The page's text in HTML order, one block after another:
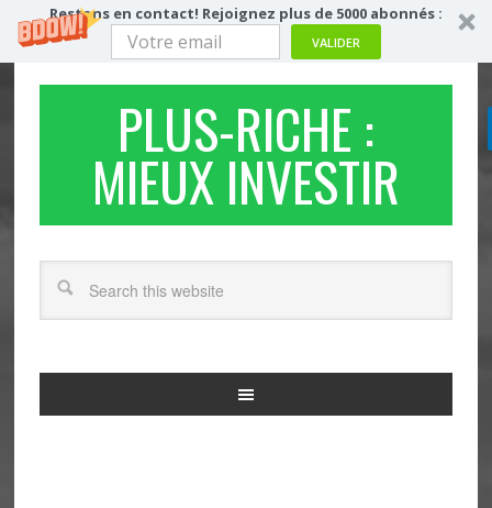
Restons en contact! Rejoignez plus de 5000 abonnés :
VALIDER
PLUS-RICHE :
MIEUX INVESTIR